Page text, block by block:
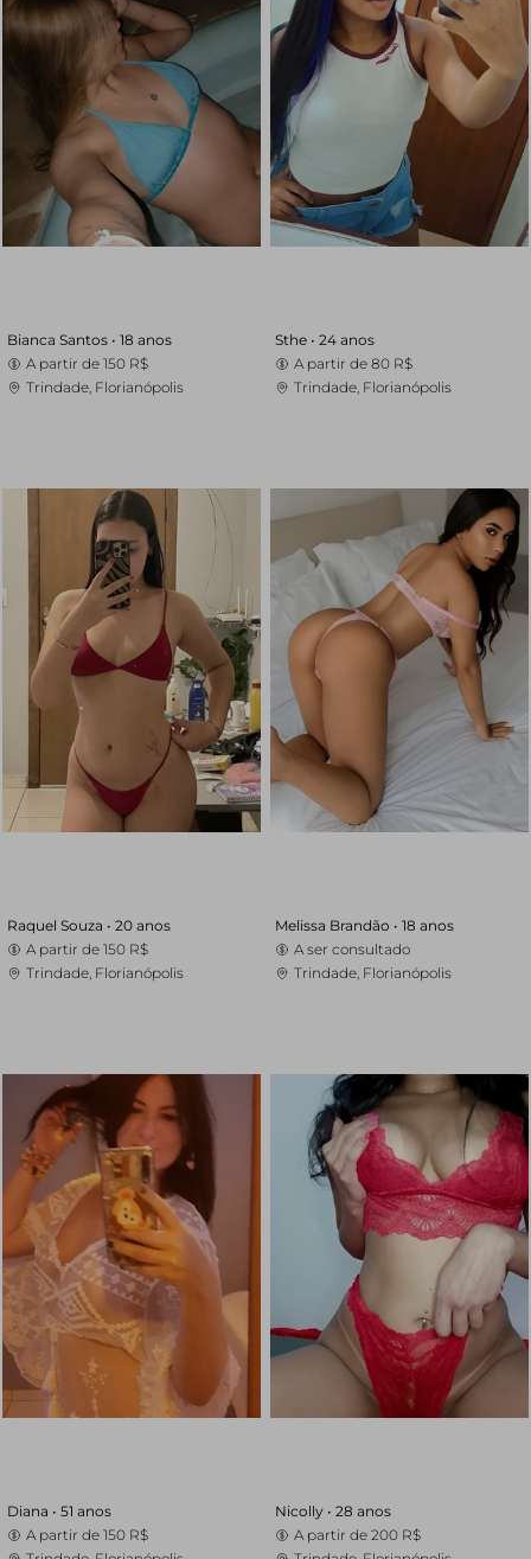
Bianca Santos • 18 anos
A partir de 150 R$
Trindade, Florianópolis
Sthe • 24 anos
A partir de 80 R$
Trindade, Florianópolis
Raquel Souza • 20 anos
A partir de 150 R$
Trindade, Florianópolis
Melissa Brandão • 18 anos
A ser consultado
Trindade, Florianópolis
Diana • 51 anos
A partir de 150 R$
Nicolly • 28 anos
A partir de 200 R$